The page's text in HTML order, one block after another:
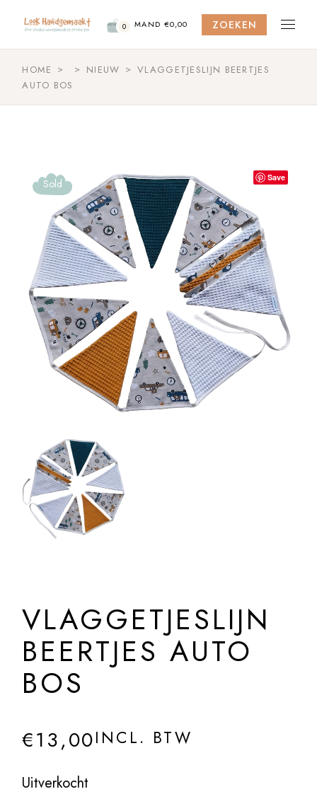
content
0 MAND €0,00 ZOEKEN
HOME NIEUW
VLAGGETJESLIJN BEERTJES
AUTO BOS
Sold Save
VLAGGETJESLIJN
BEERTJES AUTO
BOS
€13,00INCL. BTW
Uitverkocht